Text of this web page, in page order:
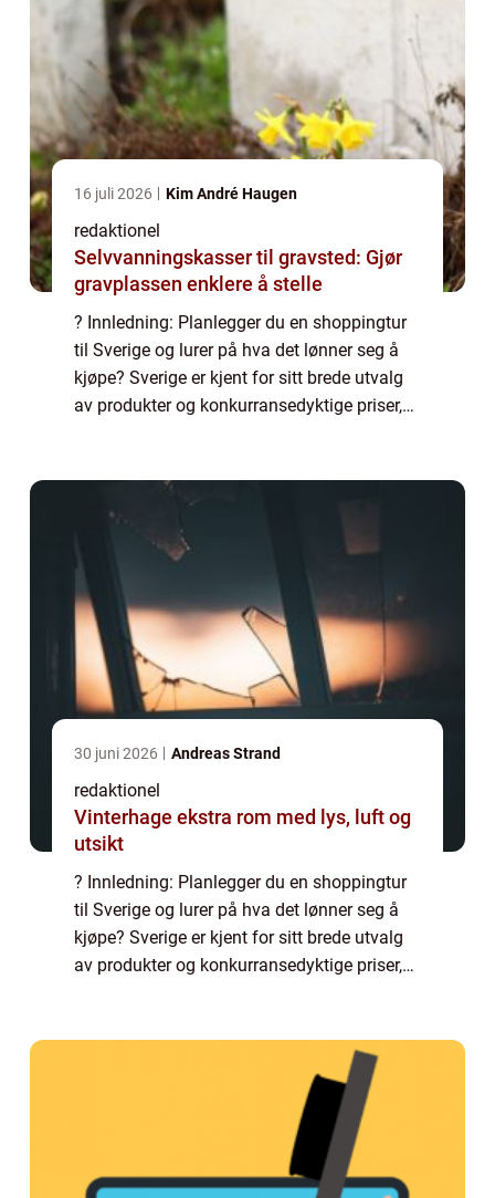
16 juli 2026 Kim André Haugen
redaktionel
Selvvanningskasser til gravsted: Gjør
gravplassen enklere å stelle
? Innledning: Planlegger du en shoppingtur
til Sverige og lurer på hva det lønner seg å
kjøpe? Sverige er kjent for sitt brede utvalg
av produkter og konkurransedyktige priser,
30 juni 2026 Andreas Strand
redaktionel
Vinterhage ekstra rom med lys, luft og
utsikt
? Innledning: Planlegger du en shoppingtur
til Sverige og lurer på hva det lønner seg å
kjøpe? Sverige er kjent for sitt brede utvalg
av produkter og konkurransedyktige priser,